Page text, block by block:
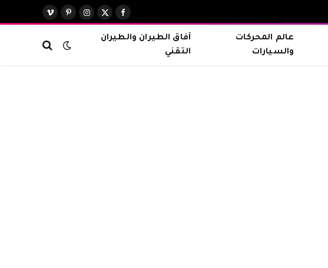
فيسبوك
X
الانستغرامبينتيريست
فيميو
عالم المحركات
والسيارات
آفاق الطيران والطيران
التقني